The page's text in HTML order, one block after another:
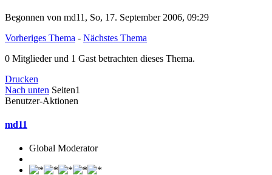
Begonnen von md11, So, 17. September 2006, 09:29
Vorheriges Thema - Nächstes Thema
0 Mitglieder und 1 Gast betrachten dieses Thema.
Drucken
Nach unten Seiten1
Benutzer-Aktionen
md11
Global Moderator